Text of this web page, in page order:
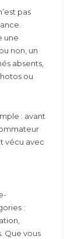
pas
une
non, un
absents,
ou
: avant
vécu avec
:
Que vous